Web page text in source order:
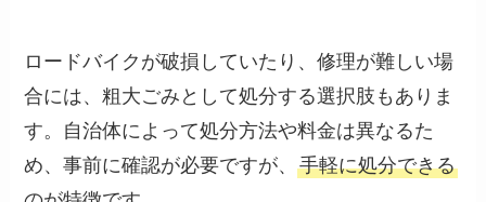
ロードバイクが破損していたり、修理が難しい場
合には、粗大ごみとして処分する選択肢もありま
す。自治体によって処分方法や料金は異なるた
め、事前に確認が必要ですが、手軽に処分できる